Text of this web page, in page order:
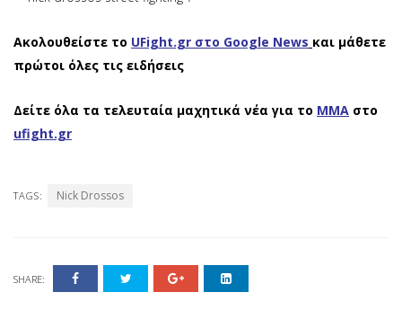
Ακολουθείστε το UFight.gr στο Google News και μάθετε
πρώτοι όλες τις ειδήσεις
Δείτε όλα τα τελευταία μαχητικά νέα για το ΜΜΑ στο
ufight.gr
TAGS: Nick Drossos
SHARE: